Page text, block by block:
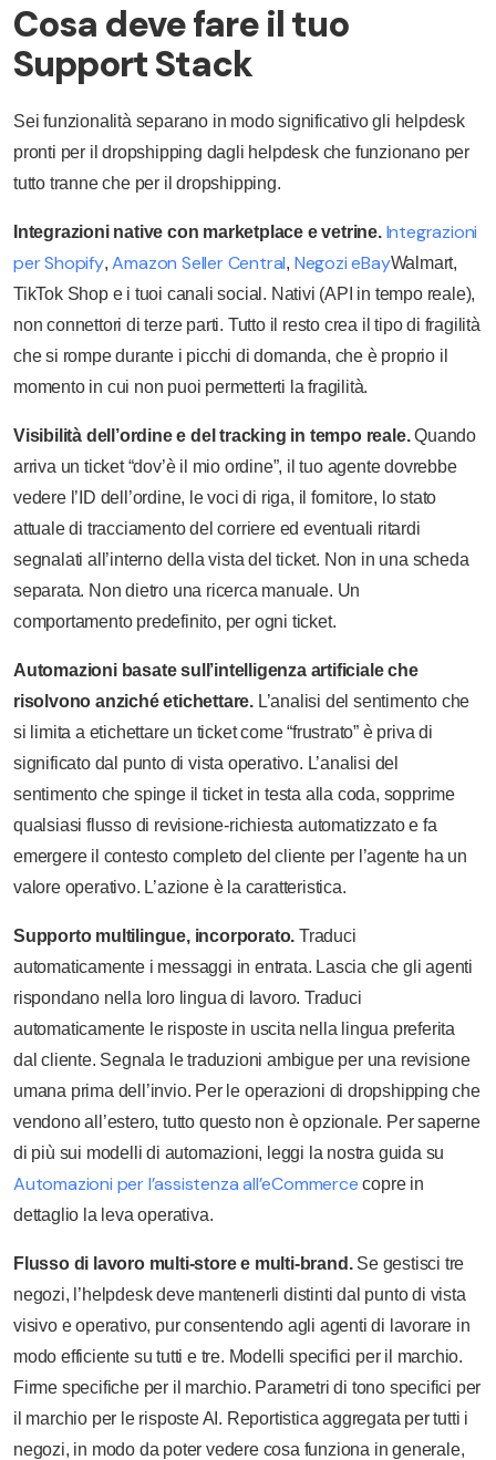
Cosa deve fare il tuo
Support Stack
Sei funzionalità separano in modo significativo gli helpdesk
pronti per il dropshipping dagli helpdesk che funzionano per
tutto tranne che per il dropshipping.
Integrazioni native con marketplace e vetrine. Integrazioni
per Shopify, Amazon Seller Central, Negozi eBayWalmart,
TikTok Shop e i tuoi canali social. Nativi (API in tempo reale),
non connettori di terze parti. Tutto il resto crea il tipo di fragilità
che si rompe durante i picchi di domanda, che è proprio il
momento in cui non puoi permetterti la fragilità.
Visibilità dell’ordine e del tracking in tempo reale.Quando
arriva un ticket “dov’è il mio ordine”, il tuo agente dovrebbe
vedere l’ID dell’ordine, le voci di riga, il fornitore, lo stato
attuale di tracciamento del corriere ed eventuali ritardi
segnalati all’interno della vista del ticket. Non in una scheda
separata. Non dietro una ricerca manuale. Un
comportamento predefinito, per ogni ticket.
Automazioni basate sull’intelligenza artificiale che
risolvono anziché etichettare. L’analisi del sentimento che
si limita a etichettare un ticket come “frustrato” è priva di
significato dal punto di vista operativo. L’analisi del
sentimento che spinge il ticket in testa alla coda, sopprime
qualsiasi flusso di revisione-richiesta automatizzato e fa
emergere il contesto completo del cliente per l’agente ha un
valore operativo. L’azione è la caratteristica.
Supporto multilingue, incorporato. Traduci
automaticamente i messaggi in entrata. Lascia che gli agenti
rispondano nella loro lingua di lavoro. Traduci
automaticamente le risposte in uscita nella lingua preferita
dal cliente. Segnala le traduzioni ambigue per una revisione
umana prima dell’invio. Per le operazioni di dropshipping che
vendono all’estero, tutto questo non è opzionale. Per saperne
di più sui modelli di automazioni, leggi la nostra guida su
Automazioni per l’assistenza all’eCommerce copre in
dettaglio la leva operativa.
Flusso di lavoro multi-store e multi-brand.Se gestisci tre
negozi, l’helpdesk deve mantenerli distinti dal punto di vista
visivo e operativo, pur consentendo agli agenti di lavorare in
modo efficiente su tutti e tre. Modelli specifici per il marchio.
Firme specifiche per il marchio. Parametri di tono specifici per
il marchio per le risposte AI. Reportistica aggregata per tutti i
negozi, in modo da poter vedere cosa funziona in generale,